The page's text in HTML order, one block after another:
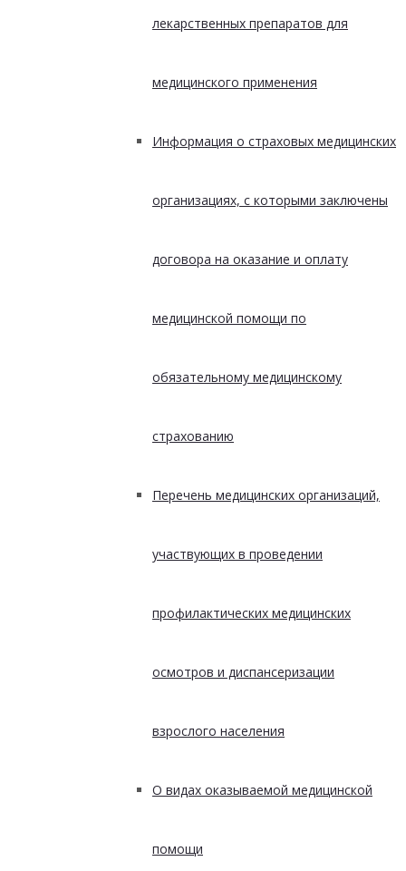
лекарственных препаратов для
медицинского применения
Информация о страховых медицинских
организациях, с которыми заключены
договора на оказание и оплату
медицинской помощи по
обязательному медицинскому
страхованию
Перечень медицинских организаций,
участвующих в проведении
профилактических медицинских
осмотров и диспансеризации
взрослого населения
О видах оказываемой медицинской
помощи